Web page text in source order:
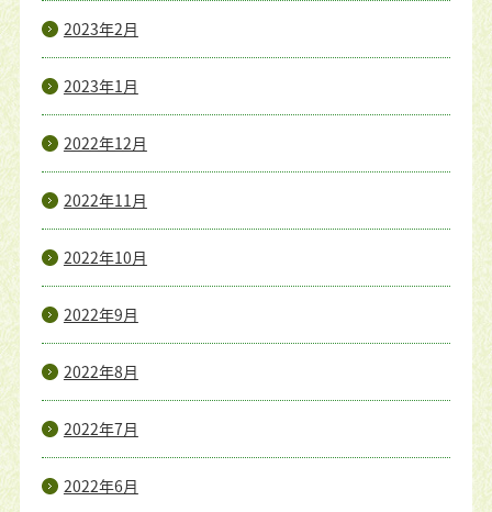
2023年2月
2023年1月
2022年12月
2022年11月
2022年10月
2022年9月
2022年8月
2022年7月
2022年6月